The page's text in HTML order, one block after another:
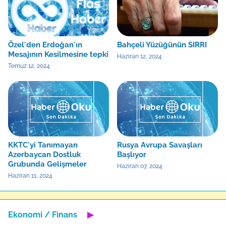
Özel'den Erdoğan'ın
Mesajının Kesilmesine tepki
Temuz 12, 2024
Bahçeli Yüzüğünün SIRRI
Haziran 12, 2024
KKTC'yi Tanımayan
Azerbaycan Dostluk
Grubunda Gelişmeler
Haziran 11, 2024
Rusya Avrupa Savaşları
Başlıyor
Haziran 07, 2024
Ekonomi / Finans ▶